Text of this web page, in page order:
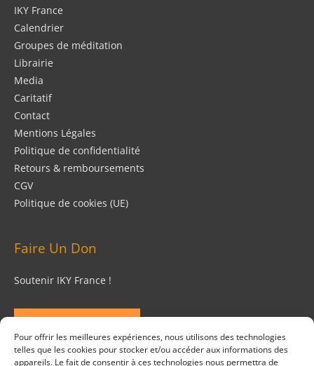
Pour offrir les meilleures expériences, nous utilisons des technologies
telles que les cookies pour stocker et/ou accéder aux informations des
appareils. Le fait de consentir à ces technologies nous permettra de
IKY France
Calendrier
Groupes de méditation
Librairie
Media
Caritatif
Contact
Mentions Légales
Politique de confidentialité
Retours & remboursements
CGV
Politique de cookies (UE)
Faire Un Don
Soutenir IKY France !
FAIRE UN DON
Suivez Nous